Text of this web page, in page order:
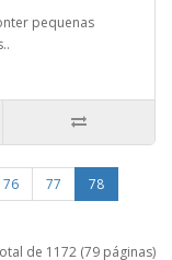
pequenas
76 77
78
de 1172 (79 páginas)